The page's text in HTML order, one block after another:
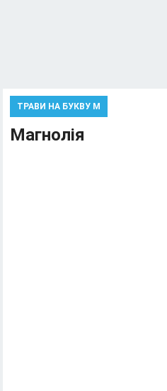
ТРАВИ НА БУКВУ М
Магнолія